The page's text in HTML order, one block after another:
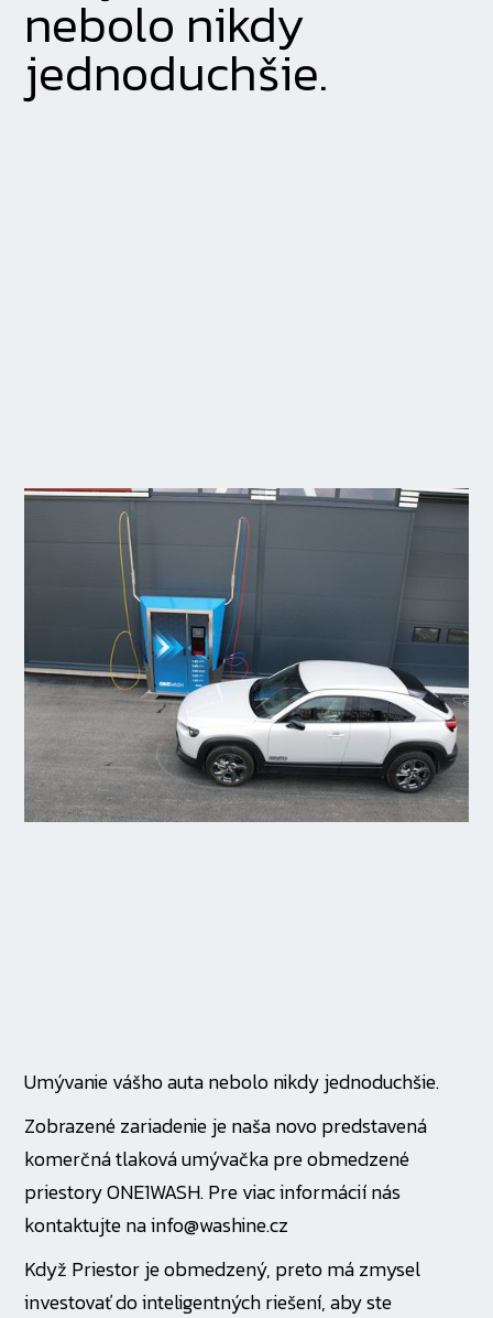
nebolo nikdy
jednoduchšie.
Umývanie vášho auta nebolo nikdy jednoduchšie.
Zobrazené zariadenie je naša novo predstavená
komerčná tlaková umývačka pre obmedzené
priestory ONE1WASH. Pre viac informácií nás
kontaktujte na info@washine.cz
Když Priestor je obmedzený, preto má zmysel
investovať do inteligentných riešení, aby ste